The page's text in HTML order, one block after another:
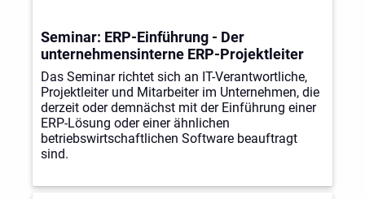
Seminar: ERP-Einführung - Der
unternehmensinterne ERP-Projektleiter
Das Seminar richtet sich an IT-Verantwortliche,
Projektleiter und Mitarbeiter im Unternehmen, die
derzeit oder demnächst mit der Einführung einer
ERP-Lösung oder einer ähnlichen
betriebswirtschaftlichen Software beauftragt
sind.